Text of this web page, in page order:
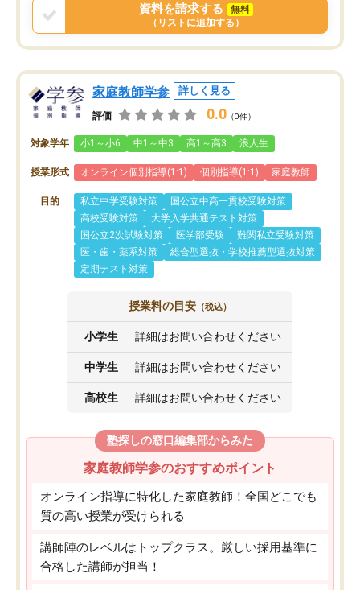
資料を請求する
無料
（リストに追加する）
家庭教師学参 詳しく見る
評価 0.0 （0件）
対象学年 小1～小6 中1～中3 高1～高3 浪人生
授業形式 オンライン個別指導(1:1) 個別指導(1:1) 家庭教師
目的 私立中学受験対策
国公立中高一貫校受験対策
高校受験対策
大学入学共通テスト対策
国公立2次試験対策
医学部受験
難関私立受験対策
医・歯・薬系対策
総合型選抜・学校推薦型選抜対策
定期テスト対策
授業料の目安 （税込）
小学生 詳細はお問い合わせください
中学生 詳細はお問い合わせください
高校生 詳細はお問い合わせください
塾探しの窓口編集部からみた
家庭教師学参のおすすめポイント
オンライン指導に特化した家庭教師！全国どこでも
質の高い授業が受けられる
講師陣のレベルはトップクラス。厳しい採用基準に
合格した講師が担当！